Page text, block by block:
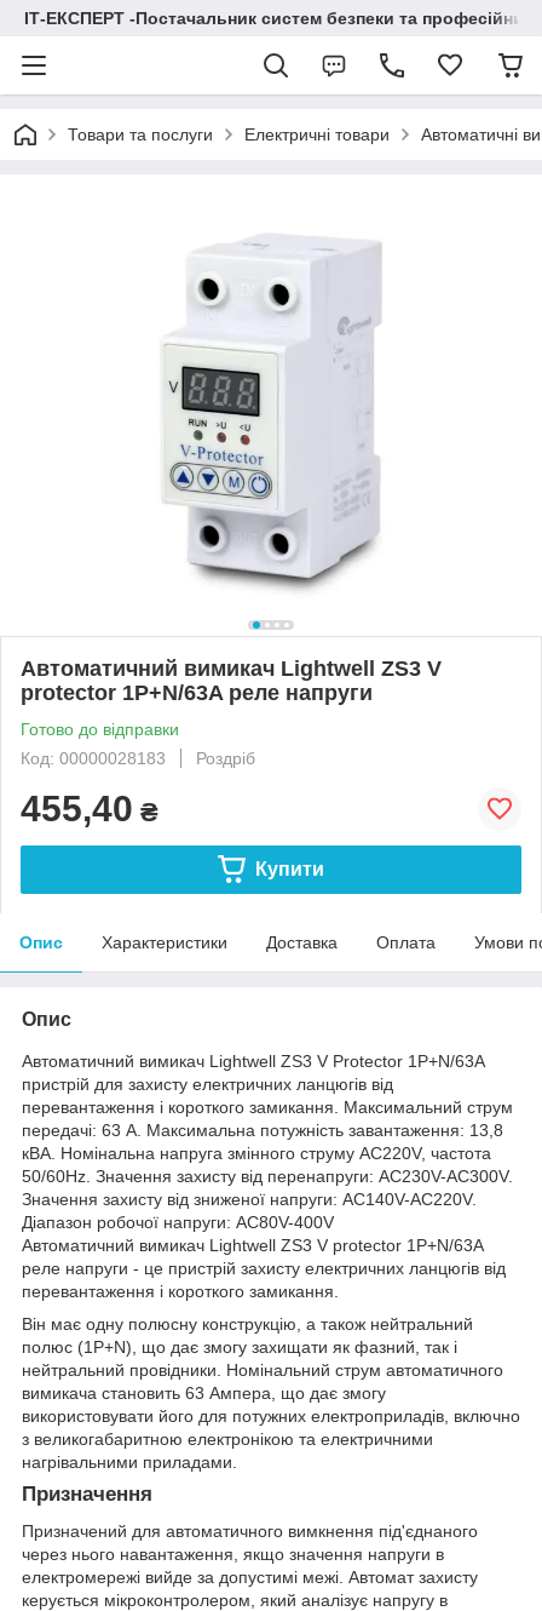
ІТ-ЕКСПЕРТ -Постачальник систем безпеки та професійних
Товари та послуги Електричні товари Автоматичні
Автоматичний вимикач Lightwell ZS3 V
protector 1P+N/63A реле напруги
Готово до відправки
Код: 00000028183
Роздріб
455,40 ₴
Купити
Опис Характеристики Доставка Оплата Умови
Опис
Автоматичний вимикач Lightwell ZS3 V Protector 1P+N/63A
пристрій для захисту електричних ланцюгів від
перевантаження і короткого замикання. Максимальний струм
передачі: 63 A. Максимальна потужність завантаження: 13,8
кВА. Номінальна напруга змінного струму AC220V, частота
50/60Hz. Значення захисту від перенапруги: AC230V-AC300V.
Значення захисту від зниженої напруги: AC140V-AC220V.
Діапазон робочої напруги: AC80V-400V
Автоматичний вимикач Lightwell ZS3 V protector 1P+N/63A
реле напруги - це пристрій захисту електричних ланцюгів від
перевантаження і короткого замикання.
Він має одну полюсну конструкцію, а також нейтральний
полюс (1P+N), що дає змогу захищати як фазний, так і
нейтральний провідники. Номінальний струм автоматичного
вимикача становить 63 Ампера, що дає змогу
використовувати його для потужних електроприладів, включно
з великогабаритною електронікою та електричними
нагрівальними приладами.
Призначення
Призначений для автоматичного вимкнення під'єднаного
через нього навантаження, якщо значення напруги в
електромережі вийде за допустимі межі. Автомат захисту
керується мікроконтролером, який аналізує напругу в